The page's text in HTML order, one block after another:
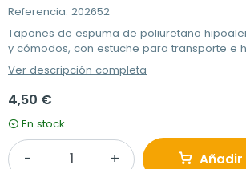
Referencia: 202652
Tapones de espuma de poliuretano
y cómodos, con estuche para transporte e
Ver descripción completa
4,50 €
En stock